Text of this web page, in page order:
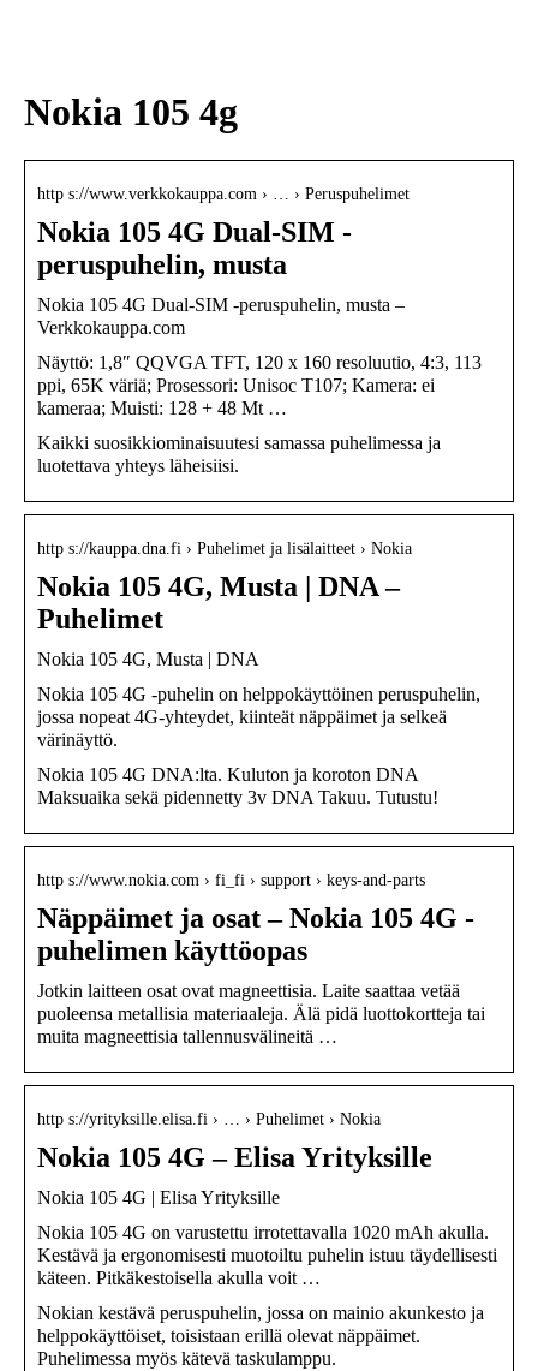
Nokia 105 4g
http s://www.verkkokauppa.com › … › Peruspuhelimet
Nokia 105 4G Dual-SIM -
peruspuhelin, musta
Nokia 105 4G Dual-SIM -peruspuhelin, musta –
Verkkokauppa.com
Näyttö: 1,8″ QQVGA TFT, 120 x 160 resoluutio, 4:3, 113
ppi, 65K väriä; Prosessori: Unisoc T107; Kamera: ei
kameraa; Muisti: 128 + 48 Mt …
Kaikki suosikkiominaisuutesi samassa puhelimessa ja
luotettava yhteys läheisiisi.
http s://kauppa.dna.fi › Puhelimet ja lisälaitteet › Nokia
Nokia 105 4G, Musta | DNA –
Puhelimet
Nokia 105 4G, Musta | DNA
Nokia 105 4G -puhelin on helppokäyttöinen peruspuhelin,
jossa nopeat 4G-yhteydet, kiinteät näppäimet ja selkeä
värinäyttö.
Nokia 105 4G DNA:lta. Kuluton ja koroton DNA
Maksuaika sekä pidennetty 3v DNA Takuu. Tutustu!
http s://www.nokia.com › fi_fi › support › keys-and-parts
Näppäimet ja osat – Nokia 105 4G -
puhelimen käyttöopas
Jotkin laitteen osat ovat magneettisia. Laite saattaa vetää
puoleensa metallisia materiaaleja. Älä pidä luottokortteja tai
muita magneettisia tallennusvälineitä …
http s://yrityksille.elisa.fi › … › Puhelimet › Nokia
Nokia 105 4G – Elisa Yrityksille
Nokia 105 4G | Elisa Yrityksille
Nokia 105 4G on varustettu irrotettavalla 1020 mAh akulla.
Kestävä ja ergonomisesti muotoiltu puhelin istuu täydellisesti
käteen. Pitkäkestoisella akulla voit …
Nokian kestävä peruspuhelin, jossa on mainio akunkesto ja
helppokäyttöiset, toisistaan erillä olevat näppäimet.
Puhelimessa myös kätevä taskulamppu.